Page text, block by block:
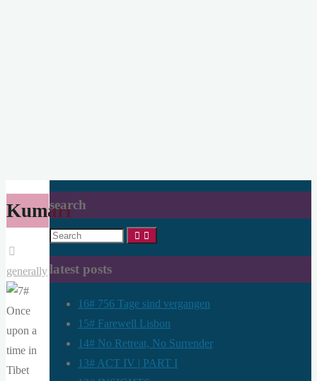
Kumari
generally
search
Search
for:
latest posts
16# 756 Tage sind vergangen
15# Farewell Lisbon
14# No Retreat, No Surrender
13# ACT IV | PART I